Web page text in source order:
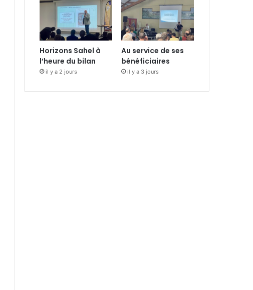
Horizons Sahel à
l’heure du bilan
il y a 2 jours
Au service de ses
bénéficiaires
il y a 3 jours